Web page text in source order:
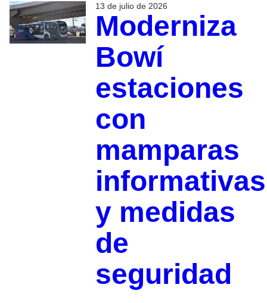
13 de julio de 2026
Moderniza
Bowí
estaciones
con
mamparas
informativas
y medidas
de
seguridad